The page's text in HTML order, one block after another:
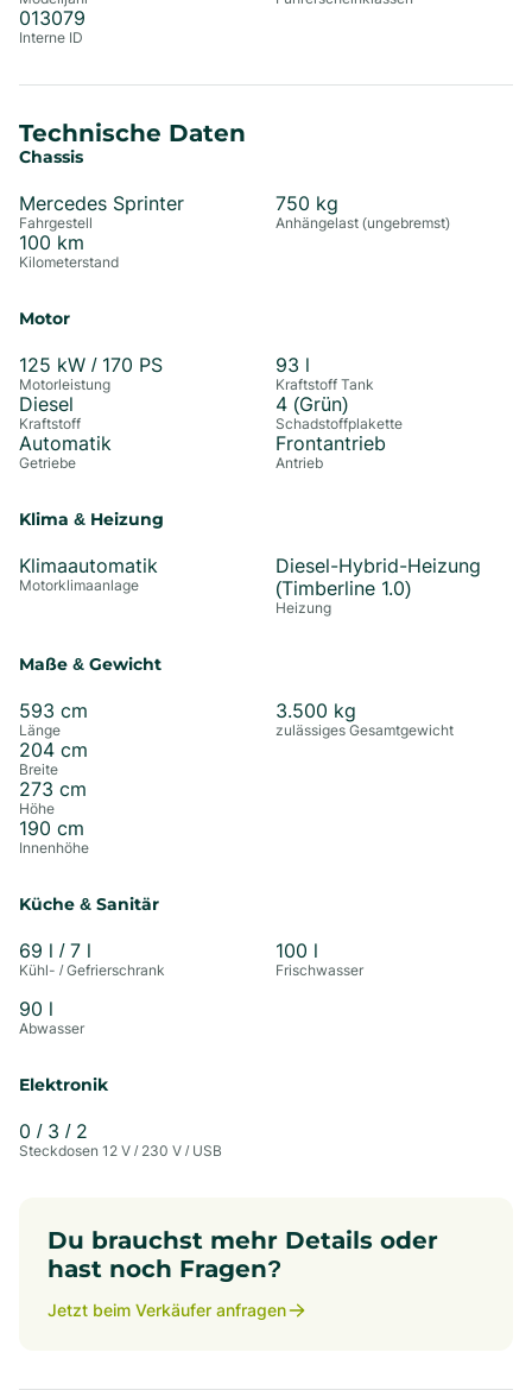
013079
Interne ID
Technische Daten
Chassis
Mercedes Sprinter
Fahrgestell
100 km
Kilometerstand
750 kg
Anhängelast (ungebremst)
Motor
125 kW / 170 PS
Motorleistung
Diesel
Kraftstoff
Automatik
Getriebe
93 l
Kraftstoff Tank
4 (Grün)
Schadstoffplakette
Frontantrieb
Antrieb
Klima & Heizung
Klimaautomatik
Motorklimaanlage
Diesel-Hybrid-Heizung
(Timberline 1.0)
Heizung
Maße & Gewicht
593 cm
Länge
204 cm
Breite
273 cm
Höhe
190 cm
Innenhöhe
3.500 kg
zulässiges Gesamtgewicht
Küche & Sanitär
69 l / 7 l
Kühl- / Gefrierschrank
100 l
Frischwasser
90 l
Abwasser
Elektronik
0 / 3 / 2
Steckdosen 12 V / 230 V / USB
Du brauchst mehr Details oder
hast noch Fragen?
Jetzt beim Verkäufer anfragen